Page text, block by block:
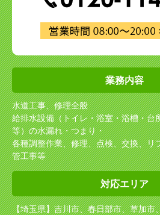
業務内容
水道工事、修理全般
給排水設備（トイレ・浴室・浴槽・台
等）の水漏れ・つまり・
各種調整作業、修理、点検、交換、リ
管工事等
対応エリア
【埼玉県】吉川市、春日部市、草加市